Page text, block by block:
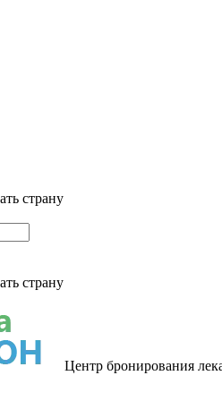
страну
страну
Центр бронирования